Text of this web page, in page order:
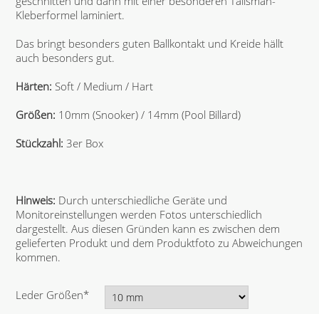
Kleberformel laminiert.
Das bringt besonders guten Ballkontakt und Kreide hällt
auch besonders gut.
Härten: Soft / Medium / Hart
Größen: 10mm (Snooker) / 14mm (Pool Billard)
Stückzahl: 3er Box
Hinweis: Durch unterschiedliche Geräte und
Monitoreinstellungen werden Fotos unterschiedlich
dargestellt. Aus diesen Gründen kann es zwischen dem
gelieferten Produkt und dem Produktfoto zu Abweichungen
kommen.
PLeder Größen*